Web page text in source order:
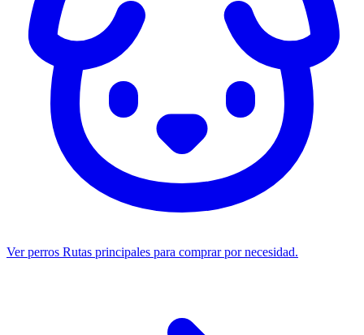
Ver perros Rutas principales para comprar por necesidad.